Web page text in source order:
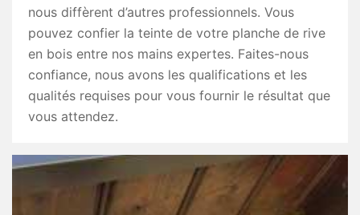
nous diffèrent d’autres professionnels. Vous
pouvez confier la teinte de votre planche de rive
en bois entre nos mains expertes. Faites-nous
confiance, nous avons les qualifications et les
qualités requises pour vous fournir le résultat que
vous attendez.